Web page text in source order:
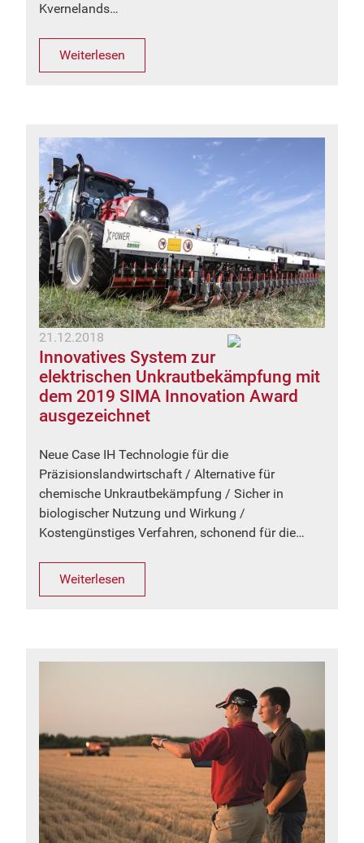
Kvernelands…
Weiterlesen
21.12.2018
Innovatives System zur
elektrischen Unkrautbekämpfung mit
dem 2019 SIMA Innovation Award
ausgezeichnet
Neue Case IH Technologie für die
Präzisionslandwirtschaft / Alternative für
chemische Unkrautbekämpfung / Sicher in
biologischer Nutzung und Wirkung /
Kostengünstiges Verfahren, schonend für die…
Weiterlesen